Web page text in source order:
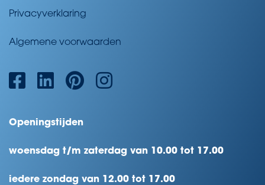
Privacyverklaring
Algemene voorwaarden
Openingstijden
woensdag t/m zaterdag van 10.00 tot 17.00
iedere zondag van 12.00 tot 17.00